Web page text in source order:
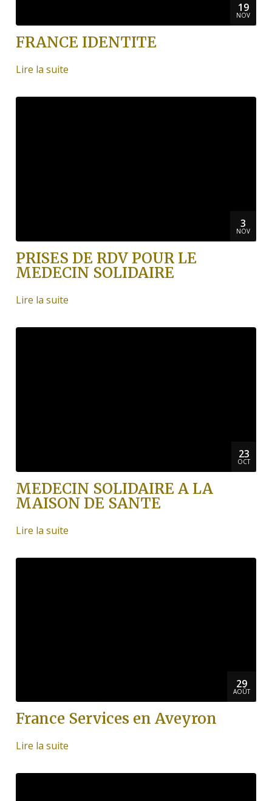
19
NOV
FRANCE IDENTITE
Lire la suite
3
NOV
PRISES DE RDV POUR LE
MEDECIN SOLIDAIRE
Lire la suite
23
OCT
MEDECIN SOLIDAIRE A LA
MAISON DE SANTE
Lire la suite
29
AOÛT
France Services en Aveyron
Lire la suite